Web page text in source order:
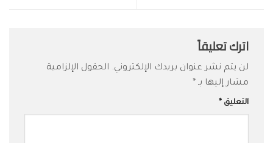
اترك تعليقاً
لن يتم نشر عنوان بريدك الإلكتروني. الحقول الإلزامية
مشار إليها بـ *
التعليق *